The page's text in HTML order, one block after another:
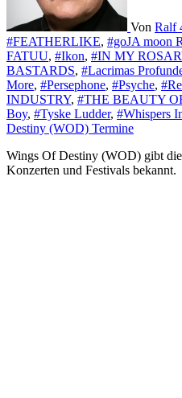
Von Ralf
#FEATHERLIKE, #goJA moon
FATUU, #Ikon, #IN MY
BASTARDS, #Lacrimas
More, #Persephone, #Psyche,
INDUSTRY, #THE BEAUTY
Boy, #Tyske Ludder, #Whispers
Destiny (WOD) Termine
Wings Of Destiny (WOD) gibt die neuesten Termine der Bands auf
Konzerten und Festivals bekannt.